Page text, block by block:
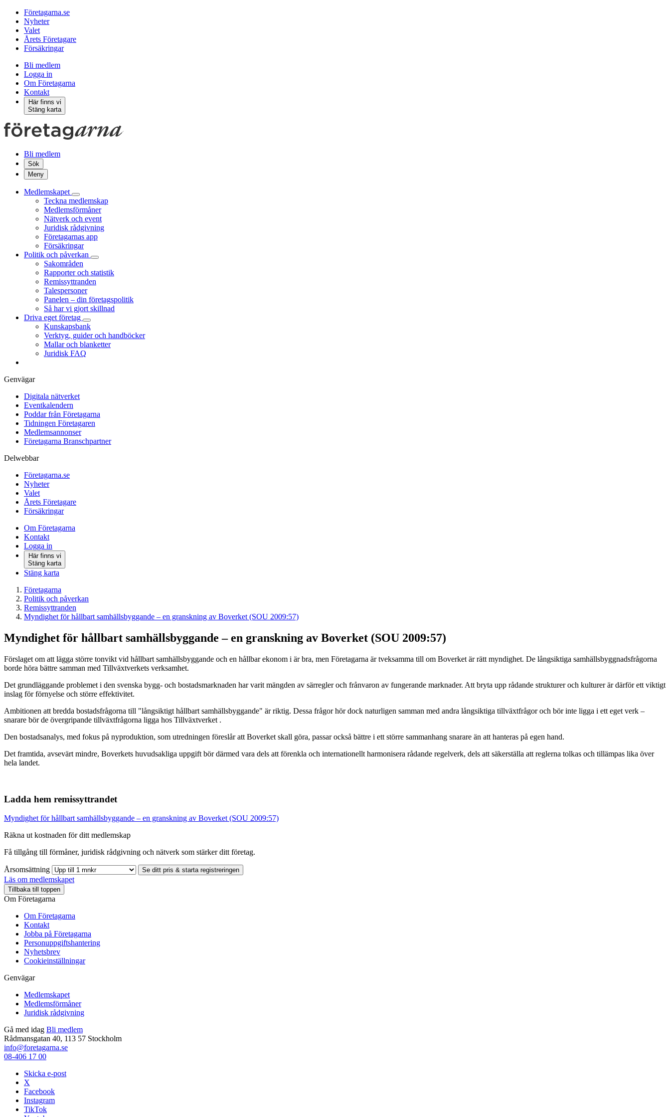
Företagarna.se
Nyheter
Valet
Årets Företagare
Försäkringar
Bli medlem
Logga in
Om Företagarna
Kontakt
Här finns vi
Stäng karta
Bli medlem
Sök
Meny
Medlemskapet
Teckna medlemskap
Medlemsförmåner
Nätverk och event
Juridisk rådgivning
Företagarnas app
Försäkringar
Politik och påverkan
Sakområden
Rapporter och statistik
Remissyttranden
Talespersoner
Panelen – din företagspolitik
Så har vi gjort skillnad
Driva eget företag
Kunskapsbank
Verktyg, guider och handböcker
Mallar och blanketter
Juridisk FAQ
Genvägar
Digitala nätverket
Eventkalendern
Poddar från Företagarna
Tidningen Företagaren
Medlemsannonser
Företagarna Branschpartner
Delwebbar
Företagarna.se
Nyheter
Valet
Årets Företagare
Försäkringar
Om Företagarna
Kontakt
Logga in
Här finns vi
Stäng karta
Stäng karta
Företagarna
Politik och påverkan
Remissyttranden
Myndighet för hållbart samhällsbyggande – en granskning av Boverket (SOU 2009:57)
Myndighet för hållbart samhällsbyggande – en granskning av Boverket (SOU 2009:57)
Förslaget om att lägga större tonvikt vid hållbart samhällsbyggande och en hållbar ekonom i är bra, men Företagarna är tveksamma till om Boverket är rätt myndighet. De långsiktiga samhällsbyggnadsfrågorna
borde höra bättre samman med Tillväxtverkets verksamhet.
Det grundläggande problemet i den svenska bygg- och bostadsmarknaden har varit mängden av särregler och frånvaron av fungerande marknader. Att bryta upp rådande strukturer och kulturer är därför ett viktigt
inslag för förnyelse och större effektivitet.
Ambitionen att bredda bostadsfrågorna till "långsiktigt hållbart samhällsbyggande" är riktig. Dessa frågor hör dock naturligen samman med andra långsiktiga tillväxtfrågor och bör inte ligga i ett eget verk –
snarare bör de övergripande tillväxtfrågorna ligga hos Tillväxtverket .
Den bostadsanalys, med fokus på nyproduktion, som utredningen föreslår att Boverket skall göra, passar också bättre i ett större sammanhang snarare än att hanteras på egen hand.
Det framtida, avsevärt mindre, Boverkets huvudsakliga uppgift bör därmed vara dels att förenkla och internationellt harmonisera rådande regelverk, dels att säkerställa att reglerna tolkas och tillämpas lika över
hela landet.
Ladda hem remissyttrandet
Myndighet för hållbart samhällsbyggande – en granskning av Boverket (SOU 2009:57)
Räkna ut kostnaden för ditt medlemskap
Få tillgång till förmåner, juridisk rådgivning och nätverk som stärker ditt företag.
Årsomsättning Se ditt pris & starta registreringen
Läs om medlemskapet
Tillbaka till toppen
Om Företagarna
Om Företagarna
Kontakt
Jobba på Företagarna
Personuppgiftshantering
Nyhetsbrev
Cookieinställningar
Genvägar
Medlemskapet
Medlemsförmåner
Juridisk rådgivning
Gå med idag Bli medlem
Rådmansgatan 40, 113 57 Stockholm
info@foretagarna.se
08-406 17 00
Skicka e-post
X
Facebook
Instagram
TikTok